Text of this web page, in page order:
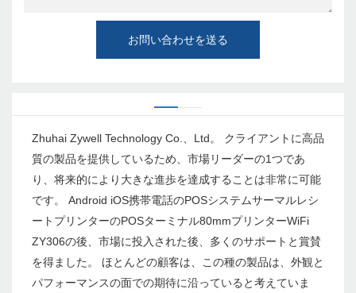
お問い合わせを送る
Zhuhai Zywell Technology Co.、Ltd。 クライアントに高品
質の製品を提供しているため、市場リーダーの1つであ
り、将来的により大きな進歩を達成することは非常に可能
です。 Android iOS携帯電話のPOSシステムサーマルレシ
ートプリンターのPOSターミナル80mmプリンターWiFi
ZY306の後、市場に投入された後、多くのサポートと賞賛
を得ました。 ほとんどの顧客は、この種の製品は、外観と
パフォーマンスの面での期待に沿っていると考えていま